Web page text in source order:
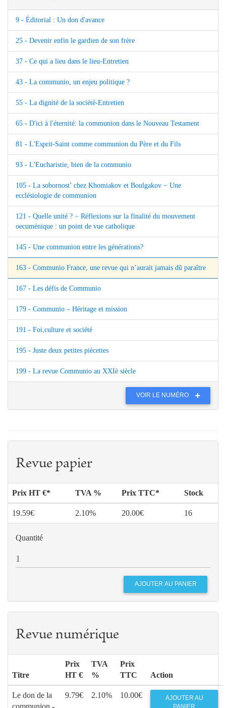
9 - Éditorial : Un don d'avance
25 - Devenir enfin le gardien de son frère
37 - Ce qui a lieu dans le lieu-Entretien
43 - La communio, un enjeu politique ?
55 - La dignité de la société-Entretien
65 - D'ici à l'éternité: la communion dans le Nouveau Testament
81 - L'Esprit-Saint comme communion du Père et du Fils
93 - L'Eucharistie, bien de la communio
105 - La sobornost’ chez Khomiakov et Boulgakov − Une
ecclésiologie de communion
121 - Quelle unité ? − Réflexions sur la finalité du mouvement
oecuménique : un point de vue catholique
145 - Une communion entre les générations?
163 - Communio France, une revue qui n’aurait jamais dû paraître
167 - Les défis de Communio
179 - Communio – Héritage et mission
191 - Foi,culture et société
195 - Juste deux petites piècettes
199 - La revue Communio au XXIè siècle
VOIR LE NUMÉRO
Revue papier
Prix HT €* TVA % Prix TTC* Stock
19.59€ 2.10% 20.00€ 16
Quantité
Revue numérique
Titre
Prix
HT €
TVA
%
Prix
TTC
Action
Le don de la
communion -
9.79€ 2.10% 10.00€
AJOUTER AU